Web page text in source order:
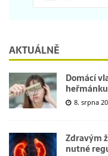
AKTUÁLNĚ
Domácí
8. srpna
Zdravým
nutné